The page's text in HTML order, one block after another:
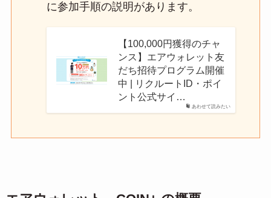
に参加手順の説明があります。
あわせて読みたい
【100,000円獲得のチャ
ンス】エアウォレット友
だち招待プログラム開催
中 | リクルートID・ポイ
ント公式サイ…